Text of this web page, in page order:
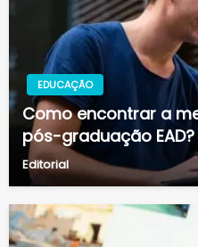
EDUCAÇÃO
Como encontrar a
pós-graduação
Editorial